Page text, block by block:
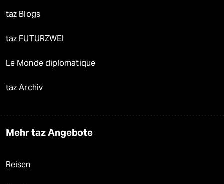
taz Blogs
taz FUTURZWEI
Le Monde diplomatique
taz Archiv
Mehr taz Angebote
Reisen